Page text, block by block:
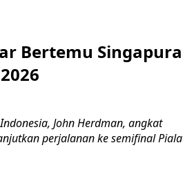
Bertemu Singapura
Indonesia, John Herdman, angkat
perjalanan ke semifinal Piala